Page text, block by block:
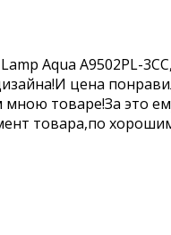
Aqua A9502PL-
цена
товаре!За это
товара,по